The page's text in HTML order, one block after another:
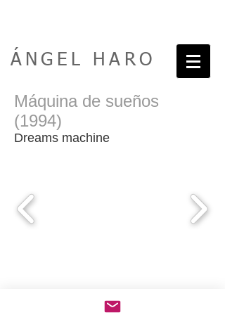
ÁNGEL HARO
Máquina de sueños
(1994)
Dreams machine